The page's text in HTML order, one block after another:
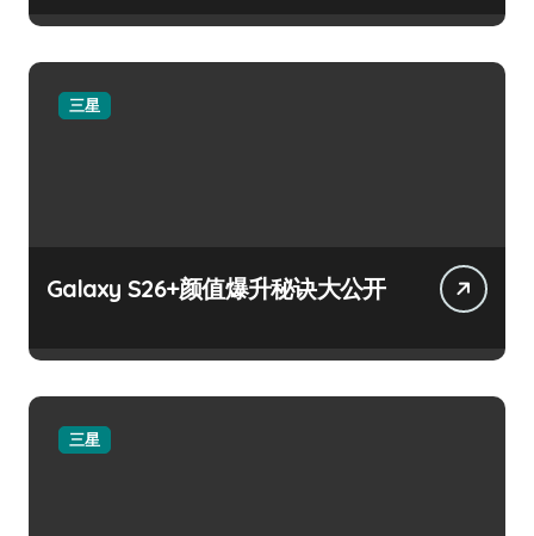
三星
Galaxy S26+颜值爆升秘诀大公开
三星